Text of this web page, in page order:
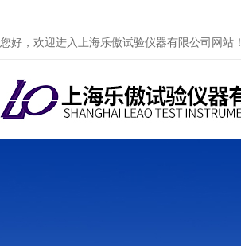
您好，欢迎进入上海乐傲试验仪器有限公司网站！